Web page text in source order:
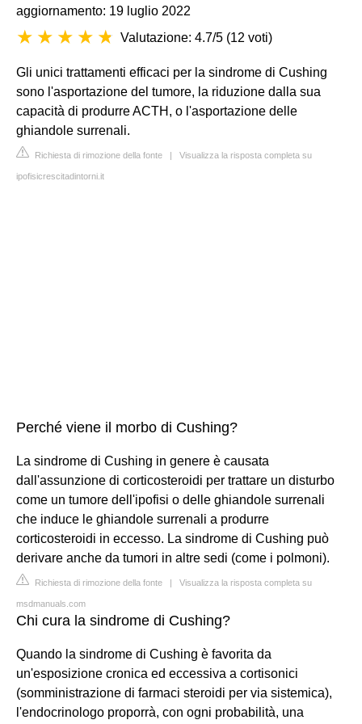
aggiornamento: 19 luglio 2022
Valutazione: 4.7/5 (12 voti)
Gli unici trattamenti efficaci per la sindrome di Cushing
sono l'asportazione del tumore, la riduzione dalla sua
capacità di produrre ACTH, o l'asportazione delle
ghiandole surrenali.
Richiesta di rimozione della fonte | Visualizza la risposta completa su
ipofisicrescitadintorni.it
Perché viene il morbo di Cushing?
La sindrome di Cushing in genere è causata
dall'assunzione di corticosteroidi per trattare un disturbo
come un tumore dell'ipofisi o delle ghiandole surrenali
che induce le ghiandole surrenali a produrre
corticosteroidi in eccesso. La sindrome di Cushing può
derivare anche da tumori in altre sedi (come i polmoni).
Richiesta di rimozione della fonte | Visualizza la risposta completa su
msdmanuals.com
Chi cura la sindrome di Cushing?
Quando la sindrome di Cushing è favorita da
un'esposizione cronica ed eccessiva a cortisonici
(somministrazione di farmaci steroidi per via sistemica),
l'endocrinologo proporrà, con ogni probabilità, una